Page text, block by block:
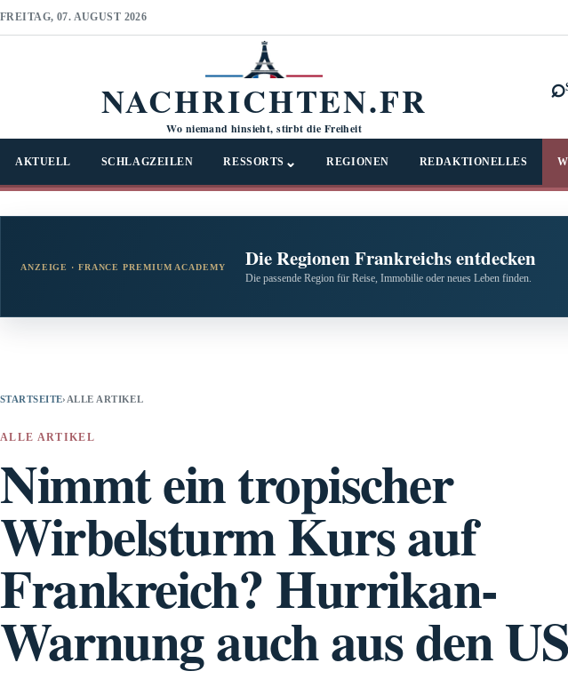
FREITAG, 07. AUGUST 2026
NACHRICHTEN.FR
Wo niemand hinsieht, stirbt die Freiheit
⌕
AKTUELL SCHLAGZEILEN RESSORTS ⌄ REGIONEN REDAKTIONELLES
ANZEIGE · FRANCE PREMIUM ACADEMY Die Regionen Frankreichs entdecken
Die passende Region für Reise, Immobilie oder neues Leben finden.
STARTSEITE› ALLE ARTIKEL
ALLE ARTIKEL
Nimmt ein tropischer
Wirbelsturm Kurs auf
Frankreich? Hurrikan-
Warnung auch aus den